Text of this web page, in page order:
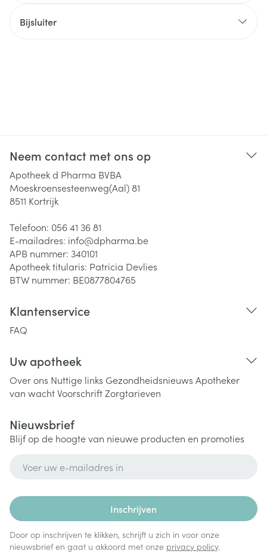
Bijsluiter
Neem contact met ons op
Apotheek d Pharma BVBA
Moeskroensesteenweg(Aal) 81
8511 Kortrijk
Telefoon: 056 41 36 81
E-mailadres: info@dpharma.be
APB nummer: 340101
Apotheek titularis: Patricia Devlies
BTW nummer: BE0877804765
Klantenservice
FAQ
Uw apotheek
Over ons Nuttige links Gezondheidsnieuws Apotheker
van wachtVoorschriftZorgtarieven
Nieuwsbrief
Blijf op de hoogte van nieuwe producten en promoties
Inschrijven
Door op inschrijven te klikken, schrijft u zich in voor onze
nieuwsbrief en gaat u akkoord met onze privacy policy.